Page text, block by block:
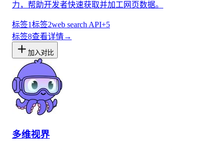
力，帮助开发者快速获取并加工网页数据。
标签1标签2web search API+5
标签8查看详情→
加入对比
多维视界